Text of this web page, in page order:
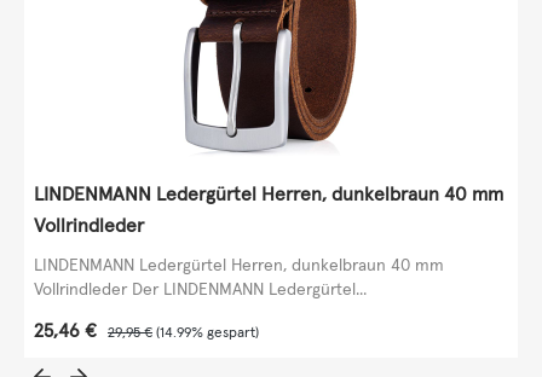
LINDENMANN Ledergürtel Herren, dunkelbraun 40 mm
Vollrindleder
LINDENMANN Ledergürtel Herren, dunkelbraun 40 mm
Vollrindleder Der LINDENMANN Ledergürtel...
Verkaufspreis:
25,46 € Regulärer Preis:
29,95 € (14.99% gespart)